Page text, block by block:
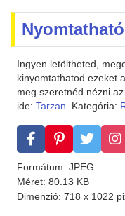
Ingyen letöltheted,
kinyomtathatod ezeket
meg szeretnéd nézni
ide: Tarzan. Kategória:
Formátum: JPEG
Méret: 80.13 KB
Dimenzió: 718 x 1022